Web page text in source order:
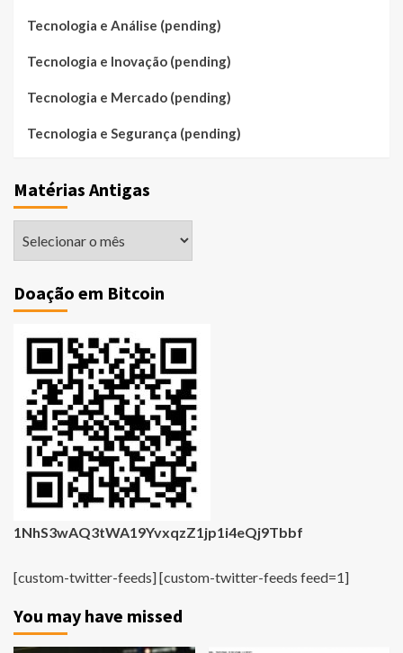
Tecnologia e Análise (pending)
Tecnologia e Inovação (pending)
Tecnologia e Mercado (pending)
Tecnologia e Segurança (pending)
Matérias Antigas
Doação em Bitcoin
1NhS3wAQ3tWA19YvxqzZ1jp1i4eQj9Tbbf
[custom-twitter-feeds] [custom-twitter-feeds feed=1]
You may have missed